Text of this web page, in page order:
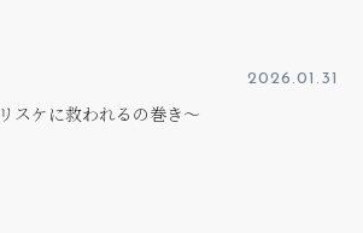
2026.01.31
リスケに救われるの巻き～